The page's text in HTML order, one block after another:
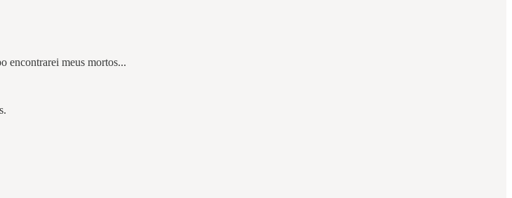
encontrarei meus mortos...